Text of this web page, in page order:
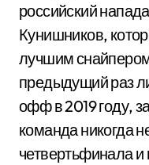
российский
Кунишников,
лучшим
предыдущий раз
офф в 2019 году,
команда никогда
четвертьфинала